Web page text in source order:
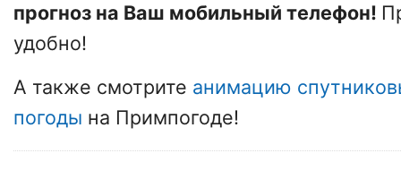
прогноз на Ваш мобильный телефон!
удобно!
А также смотрите анимацию
погоды на Примпогоде!